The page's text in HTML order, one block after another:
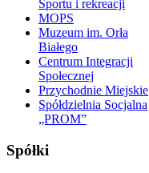
Sportu i rekreacji
MOPS
Muzeum im. Orła
Białego
Centrum Integracji
Społecznej
Przychodnie Miejskie
Spółdzielnia Socjalna
„PROM”
Spółki